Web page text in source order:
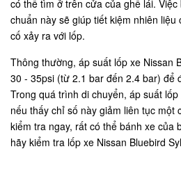
có thể tìm ở trên cửa của ghế lái.
chuẩn này sẽ giúp tiết kiệm nhiên
cố xảy ra với lốp.
Thông thường, áp suất lốp xe Nissan
30 - 35psi (từ 2.1 bar đến 2.4 bar) để
Trong quá trình di chuyển, áp suất
nếu thấy chỉ số này giảm liên tục một
kiểm tra ngay, rất có thể bánh xe của
hãy kiểm tra lốp xe Nissan Bluebird